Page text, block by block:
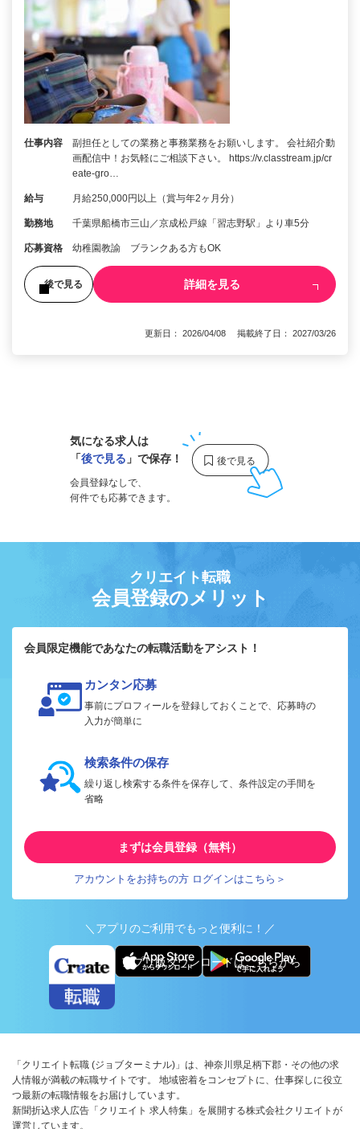
仕事内容
副担任としての業務と事務業務をお願いします。 会社紹介動
画配信中！お気軽にご相談下さい。 https://v.classtream.jp/cr
eate-gro…
給与 月給250,000円以上（賞与年2ヶ月分）
勤務地 千葉県船橋市三山／京成松戸線「習志野駅」より車5分
応募資格 幼稚園教諭 ブランクある方もOK
後で見る 詳細を見る
更新日： 2026/04/08 掲載終了日： 2027/03/26
気になる求人は
「後で見る 」で保存！
会員登録なしで、
何件でも応募できます。
クリエイト転職
会員登録のメリット
会員限定機能であなたの転職活動をアシスト！
カンタン応募
事前にプロフィールを登録しておくことで、応募時の
入力が簡単に
検索条件の保存
繰り返し検索する条件を保存して、条件設定の手間を
省略
まずは会員登録（無料）
アカウントをお持ちの方 ログインはこちら＞
＼アプリのご利用でもっと便利に！／
アプリ版ダウンロードはこちらから
「クリエイト転職 (ジョブターミナル)」は、神奈川県足柄下郡・その他の求
人情報が満載の転職サイトです。 地域密着をコンセプトに、仕事探しに役立
つ最新の転職情報をお届けしています。
新聞折込求人広告「クリエイト 求人特集」を展開する株式会社クリエイトが
運営しています。